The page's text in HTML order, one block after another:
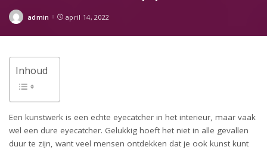
Posted
admin april 14, 2022
Inhoud
Een kunstwerk is een echte eyecatcher in het interieur, maar vaak
wel een dure eyecatcher. Gelukkig hoeft het niet in alle gevallen
duur te zijn, want veel mensen ontdekken dat je ook kunst kunt